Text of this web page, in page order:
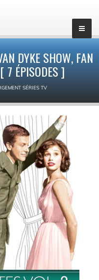
DYKE SHOW, FAN
7 ÉPISODES ]
SÉRIES TV